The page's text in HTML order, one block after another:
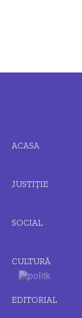
ACASA
JUSTIȚIE
SOCIAL
CULTURĂ
EDITORIAL